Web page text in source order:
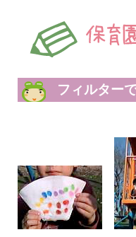
フィルター